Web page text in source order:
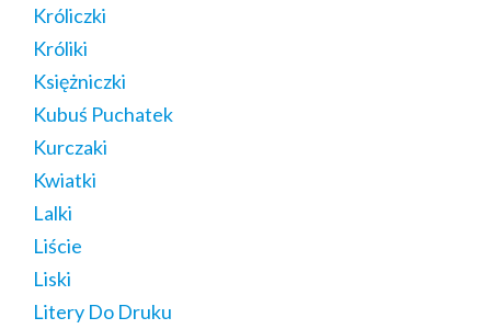
Króliczki
Króliki
Księżniczki
Kubuś Puchatek
Kurczaki
Kwiatki
Lalki
Liście
Liski
Litery Do Druku